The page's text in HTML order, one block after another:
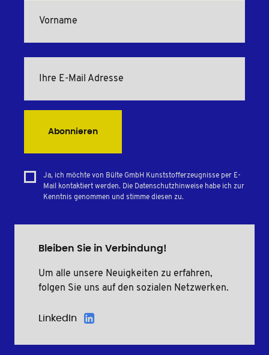
Abonnieren
Ja, ich möchte von Bülte GmbH Kunststofferzeugnisse per E-
Mail kontaktiert werden. Die Datenschutzhinweise habe ich zur
Kenntnis genommen und stimme diesen zu.
Bleiben Sie in Verbindung!
Um alle unsere Neuigkeiten zu erfahren,
folgen Sie uns auf den sozialen Netzwerken.
LinkedIn